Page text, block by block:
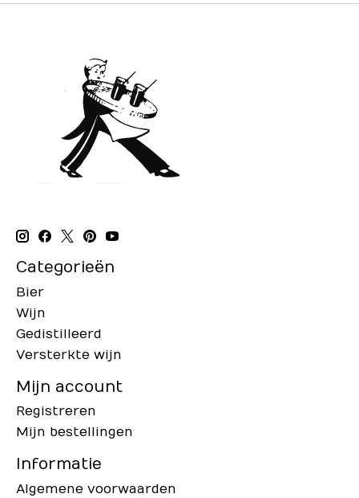
Categorieën
Bier
Wijn
Gedistilleerd
Versterkte wijn
Mijn account
Registreren
Mijn bestellingen
Informatie
Algemene voorwaarden